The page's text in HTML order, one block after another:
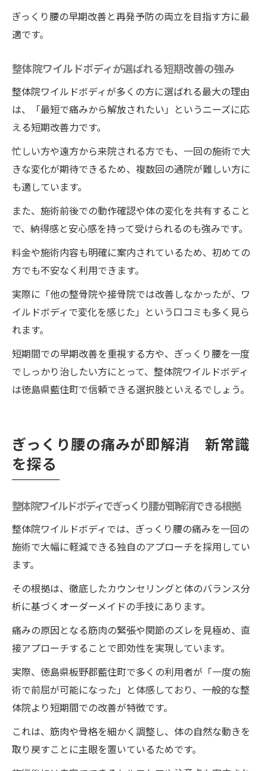
ぎっくり腰の早期改善と再発予防の両立を目指す方に最
適です。
整体院ワイルドボディが選ばれる短期改善の強み
整体院ワイルドボディが多くの方に選ばれる最大の理由
は、「最短で痛みから解放されたい」というニーズに応
える短期改善力です。
忙しい方や遠方から来院される方でも、一回の施術で大
きな変化が期待できるため、複数回の通院が難しい方に
も適しています。
また、施術前後での動作確認や体の変化を共有すること
で、納得感と安心感を持って受けられるのも強みです。
料金や施術内容も明確に案内されているため、初めての
方でも不安なく利用できます。
実際に「他の整骨院や接骨院では改善しなかったが、ワ
イルドボディで変化を感じた」という口コミも多く見ら
れます。
短期間での早期改善を重視する方や、ぎっくり腰を一度
でしっかり治したい方にとって、整体院ワイルドボディ
は徳島県藍住町で信頼できる選択肢といえるでしょう。
ぎっくり腰の痛みが即解消 新常識
を探る
整体院ワイルドボディでぎっくり腰が即解消できる根拠
整体院ワイルドボディでは、ぎっくり腰の痛みを一回の
施術で大幅に軽減できる独自のアプローチを採用してい
ます。
その根拠は、徹底したカウンセリングと体のバランス分
析に基づくオーダーメイドの手技にあります。
痛みの原因となる筋肉の緊張や関節のズレを見極め、直
接アプローチすることで即効性を実現しています。
実際、徳島県板野郡藍住町で多くの利用者が「一度の施
術で前屈が可能になった」と体感しており、一般的な整
体院より短期間での改善が特徴です。
これは、筋肉や骨格を細かく調整し、体の自然な動きを
取り戻すことに主眼を置いているためです。